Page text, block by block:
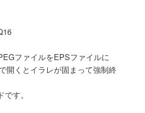
ファイルをEPSファイルに
開くとイラレが固まって強制終
す。